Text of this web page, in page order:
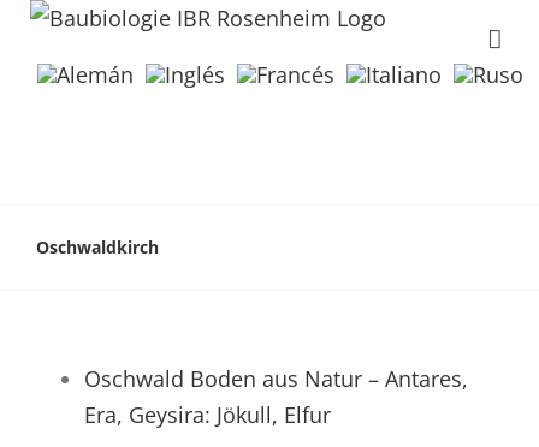
Oschwaldkirch
Oschwald Boden aus Natur – Antares,
Era, Geysira: Jökull, Elfur